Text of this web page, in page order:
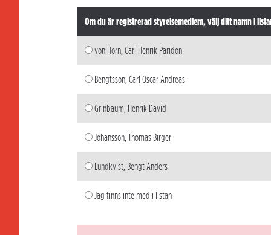
Om du är registrerad styrelsemedlem, välj ditt namn i
von Horn, Carl Henrik Paridon
Bengtsson, Carl Oscar Andreas
Grinbaum, Henrik David
Johansson, Thomas Birger
Lundkvist, Bengt Anders
Jag finns inte med i listan